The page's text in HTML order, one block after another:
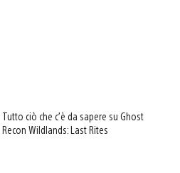
Tutto ciò che c’è da sapere su Ghost
Recon Wildlands: Last Rites